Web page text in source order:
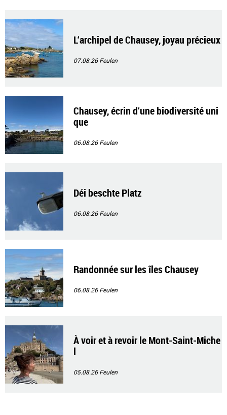
L‘archipel de Chausey, joyau précieux
07.08.26Feulen
Chausey, écrin d‘une biodiversité uni
que
06.08.26Feulen
Déi beschte Platz
06.08.26Feulen
Randonnée sur les îles Chausey
06.08.26Feulen
À voir et à revoir le Mont-Saint-Miche
l
05.08.26Feulen